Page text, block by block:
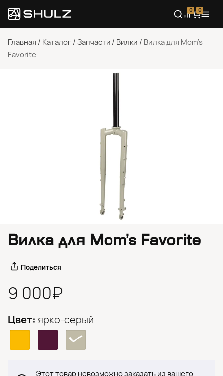
0 0
Главная / Каталог / Запчасти / Вилки / Вилка для Mom’s
Favorite
Вилка для Mom’s Favorite
Поделиться
9 000₽
Цвет: ярко-серый
Этот товар невозможно заказать из вашего